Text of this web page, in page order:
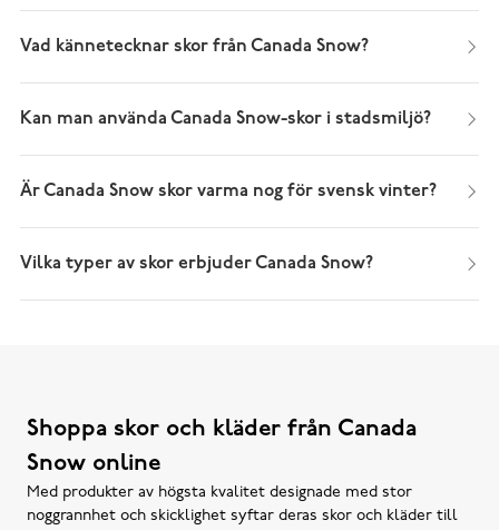
Vad kännetecknar skor från Canada Snow?
Kan man använda Canada Snow-skor i stadsmiljö?
Är Canada Snow skor varma nog för svensk vinter?
Vilka typer av skor erbjuder Canada Snow?
Shoppa skor och kläder från Canada
Snow online
Med produkter av högsta kvalitet designade med stor
noggrannhet och skicklighet syftar deras skor och kläder till